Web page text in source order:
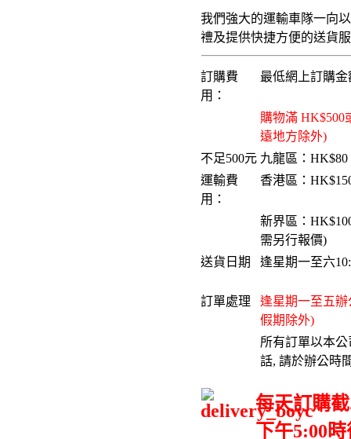
我們強大的運輸車隊一向
禮及提供快捷方便的送貨
訂購費
用：
最低網上訂購金
購物滿 HK$500
遠地方除外)
不足500元 九龍區：HK$80
運輸費
用：
香港區：
新界區：
需另行報價)
送貨日期
逢星期一至六
訂單處理
逢星期一至五辦
假期除外)
所有訂單以本
話, 請於辦公時
每天訂購
下午5:00